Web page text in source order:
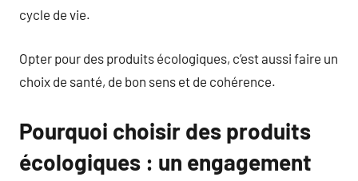
cycle de vie.
Opter pour des produits écologiques, c’est aussi faire un
choix de santé, de bon sens et de cohérence.
Pourquoi choisir des produits
écologiques : un engagement